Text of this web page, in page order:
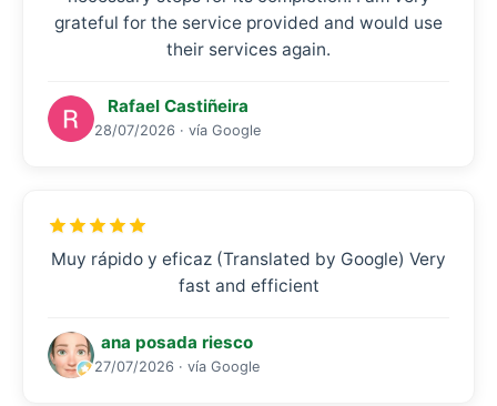
grateful for the service provided and would use
their services again.
Rafael Castiñeira
28/07/2026 · vía Google
Muy rápido y eficaz (Translated by Google) Very
fast and efficient
ana posada riesco
27/07/2026 · vía Google